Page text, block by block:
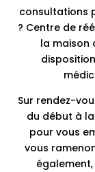
consultations
? Centre de
la maison
Sur rendez-
du début à
pour vous
vous